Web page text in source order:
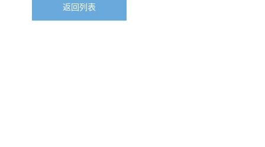
返回列表